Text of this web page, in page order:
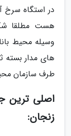
در استگاه
هست مطلقا
وسیله محیط
های مدار بسته
طرف سازمان
اصلی ترین
زنجان: